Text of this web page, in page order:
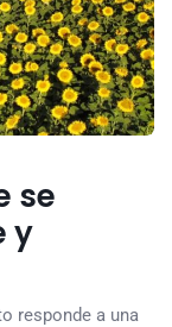
se
y
responde a una